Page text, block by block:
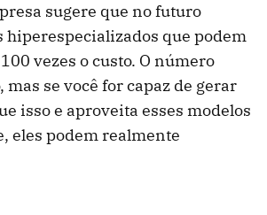
sugere que no futuro
hiperespecializados que podem
vezes o custo. O número
mas se você for capaz de gerar
isso e aproveita esses modelos
eles podem realmente